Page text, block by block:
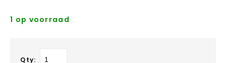
1 op voorraad
Qty: